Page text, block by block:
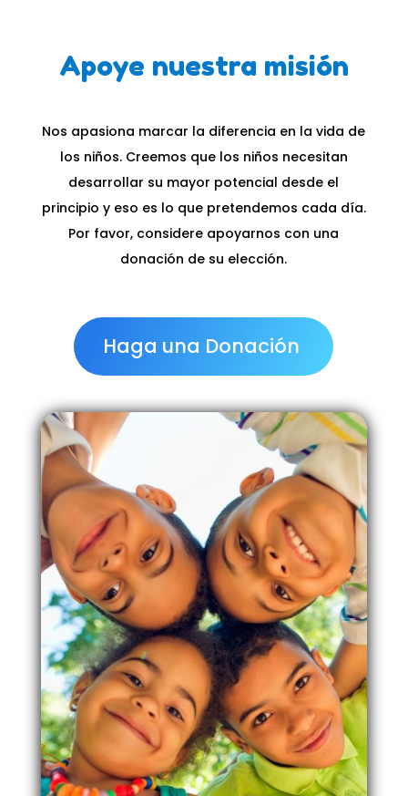
Apoye nuestra misión
Nos apasiona marcar la diferencia en la vida de
los niños. Creemos que los niños necesitan
desarrollar su mayor potencial desde el
principio y eso es lo que pretendemos cada día.
Por favor, considere apoyarnos con una
donación de su elección.
Haga una Donación